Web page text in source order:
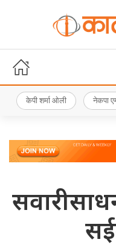
केपी शर्मा ओली नेकपा